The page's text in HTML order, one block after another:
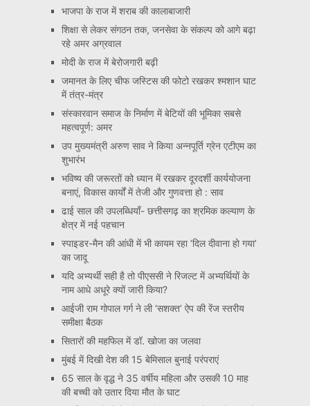
भाजपा के राज में शराब की कालाबाजारी
शिक्षा से लेकर संगठन तक, जनसेवा के संकल्प को आगे बढ़ा
रहे अमर अग्रवाल
मोदी के राज में बेरोजगारी बढ़ी
जमानत के लिए चीफ जस्टिस की फोटो रखकर श्मशान घाट
में तंत्र-मंत्र
संस्कारवान समाज के निर्माण में बेटियों की भूमिका सबसे
महत्वपूर्ण: अमर
उप मुख्यमंत्री अरुण साव ने किया अन्नपूर्ति ग्रेन एटीएम का
शुभारंभ
भविष्य की जरूरतों को ध्यान में रखकर दूरदर्शी कार्ययोजना
बनाएं, विकास कार्यों में तेजी और गुणवत्ता हो : साव
ढाई साल की उपलब्धियाँ- छत्तीसगढ़ का श्रमिक कल्याण के
क्षेत्र में नई पहचान
स्पाइडर-मैन की आंधी में भी कायम रहा ‘दिल दीवाना हो गया’
का जादू
यदि अभ्यर्थी सही है तो पीएससी ने रिजल्ट में अभ्यर्थियों के
नाम आधे अधूरे क्यों जारी किया?
आईजी राम गोपाल गर्ग ने ली ‘सशक्त’ ऐप की रेंज स्तरीय
समीक्षा बैठक
सितारों की महफिल में डॉ. खोजा का जलवा
मुंबई में दिखी देश की 15 बेमिसाल बुनाई परंपराएं
65 साल के वृद्ध ने 35 वर्षीय महिला और उसकी 10 माह
की बच्ची को उतार दिया मौत के घाट